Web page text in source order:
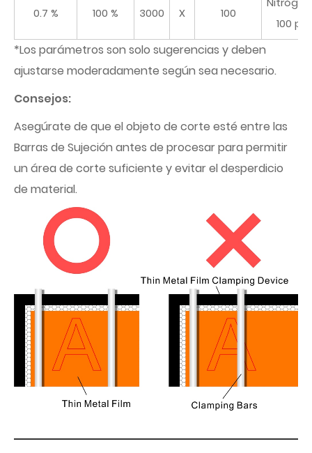
0.7 % 100 % 3000 X 100
100 psi
*Los parámetros son solo sugerencias y deben
ajustarse moderadamente según sea necesario.
Consejos:
Asegúrate de que el objeto de corte esté entre las
Barras de Sujeción antes de procesar para permitir
un área de corte suficiente y evitar el desperdicio
de material.